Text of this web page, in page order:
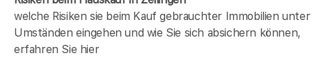
welche Risiken sie beim Kauf gebrauchter Immobilien unter
Umständen eingehen und wie Sie sich absichern können,
erfahren Sie hier